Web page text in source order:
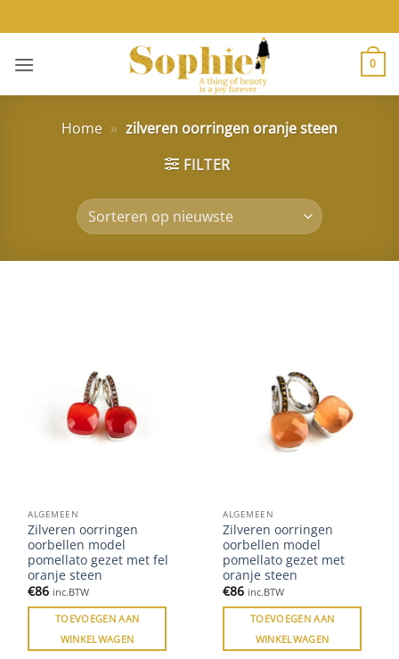
naar
inhoud
0
Home » zilveren oorringen oranje steen
FILTER
ALGEMEEN
Zilveren oorringen
oorbellen model
pomellato gezet met fel
oranje steen
€86 inc.BTW
TOEVOEGEN AAN
WINKELWAGEN
ALGEMEEN
Zilveren oorringen
oorbellen model
pomellato gezet met
oranje steen
€86 inc.BTW
TOEVOEGEN AAN
WINKELWAGEN